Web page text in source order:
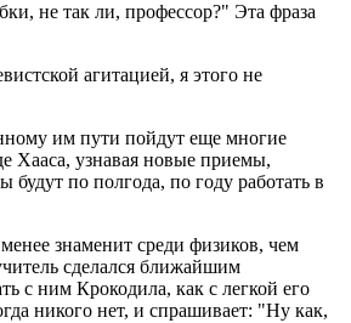
не так ли, профессор?" Эта фраза
агитацией, я этого не
им пути пойдут еще многие
Хааса, узнавая новые приемы,
по полгода, по году работать в
менее знаменит среди физиков, чем
сделался ближайшим
с ним Крокодила, как с легкой его
никого нет, и спрашивает: "Ну как,